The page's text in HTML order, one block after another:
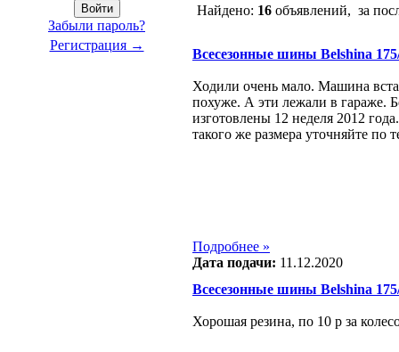
Забыли пароль?
Регистрация →
Найдено: 16объявлений, за
Всесезонные шины Belshina
Ходили очень мало. Машина
похуже. А эти лежали в гараже.
изготовлены 12 неделя 2012
такого же размера уточняйте по
Подробнее »
Дата подачи: 11.12.2020
Всесезонные шины Belshina
Хорошая резина, по 10 р за